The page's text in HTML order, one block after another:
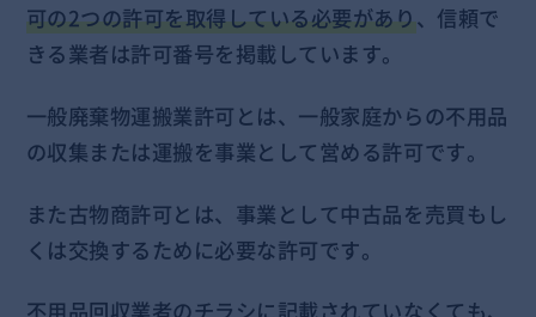
可の2つの許可を取得している必要があり、信頼で
きる業者は許可番号を掲載しています。
一般廃棄物運搬業許可とは、一般家庭からの不用品
の収集または運搬を事業として営める許可です。
また古物商許可とは、事業として中古品を売買もし
くは交換するために必要な許可です。